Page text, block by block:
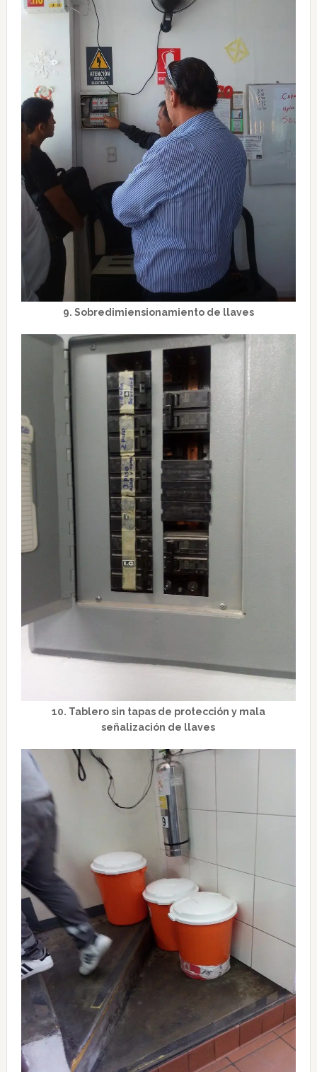
9. Sobredimiensionamiento de llaves
10. Tablero sin tapas de protección y mala
señalización de llaves